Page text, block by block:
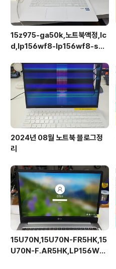
15z975-ga50k,노트북액정,lc
d,lp156wf8-lp156wf8-spa
2024년 08월 노트북 블로그정
리
15U70N,15U70N-FR5HK,15
U70N-F.AR5HK,LP156WF